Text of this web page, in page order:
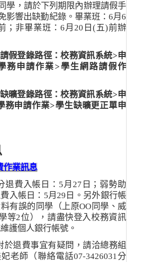
學，請於下列期限內辦理請假手
影響出缺勤紀錄。畢業班： 6月6
；非畢業班： 6月 20 日 (五)前辦
假登錄路徑：校務資訊系統>申
務申請作業> 學生網路請假作
缺曠登錄路徑：校務資訊系統>申
務申請作業>學生缺曠更正單申
作業訊息
退費入帳日： 5月 27 日；弱勢助
入帳日： 5月29 日 。另外銀行帳
有誤的同學（上原OO 同學、威
等2位），請盡快登入校務資訊
護個人銀行帳號。
於退費事宜有疑問 ，請洽總務組
妃老師（聯絡電話07-3426031分